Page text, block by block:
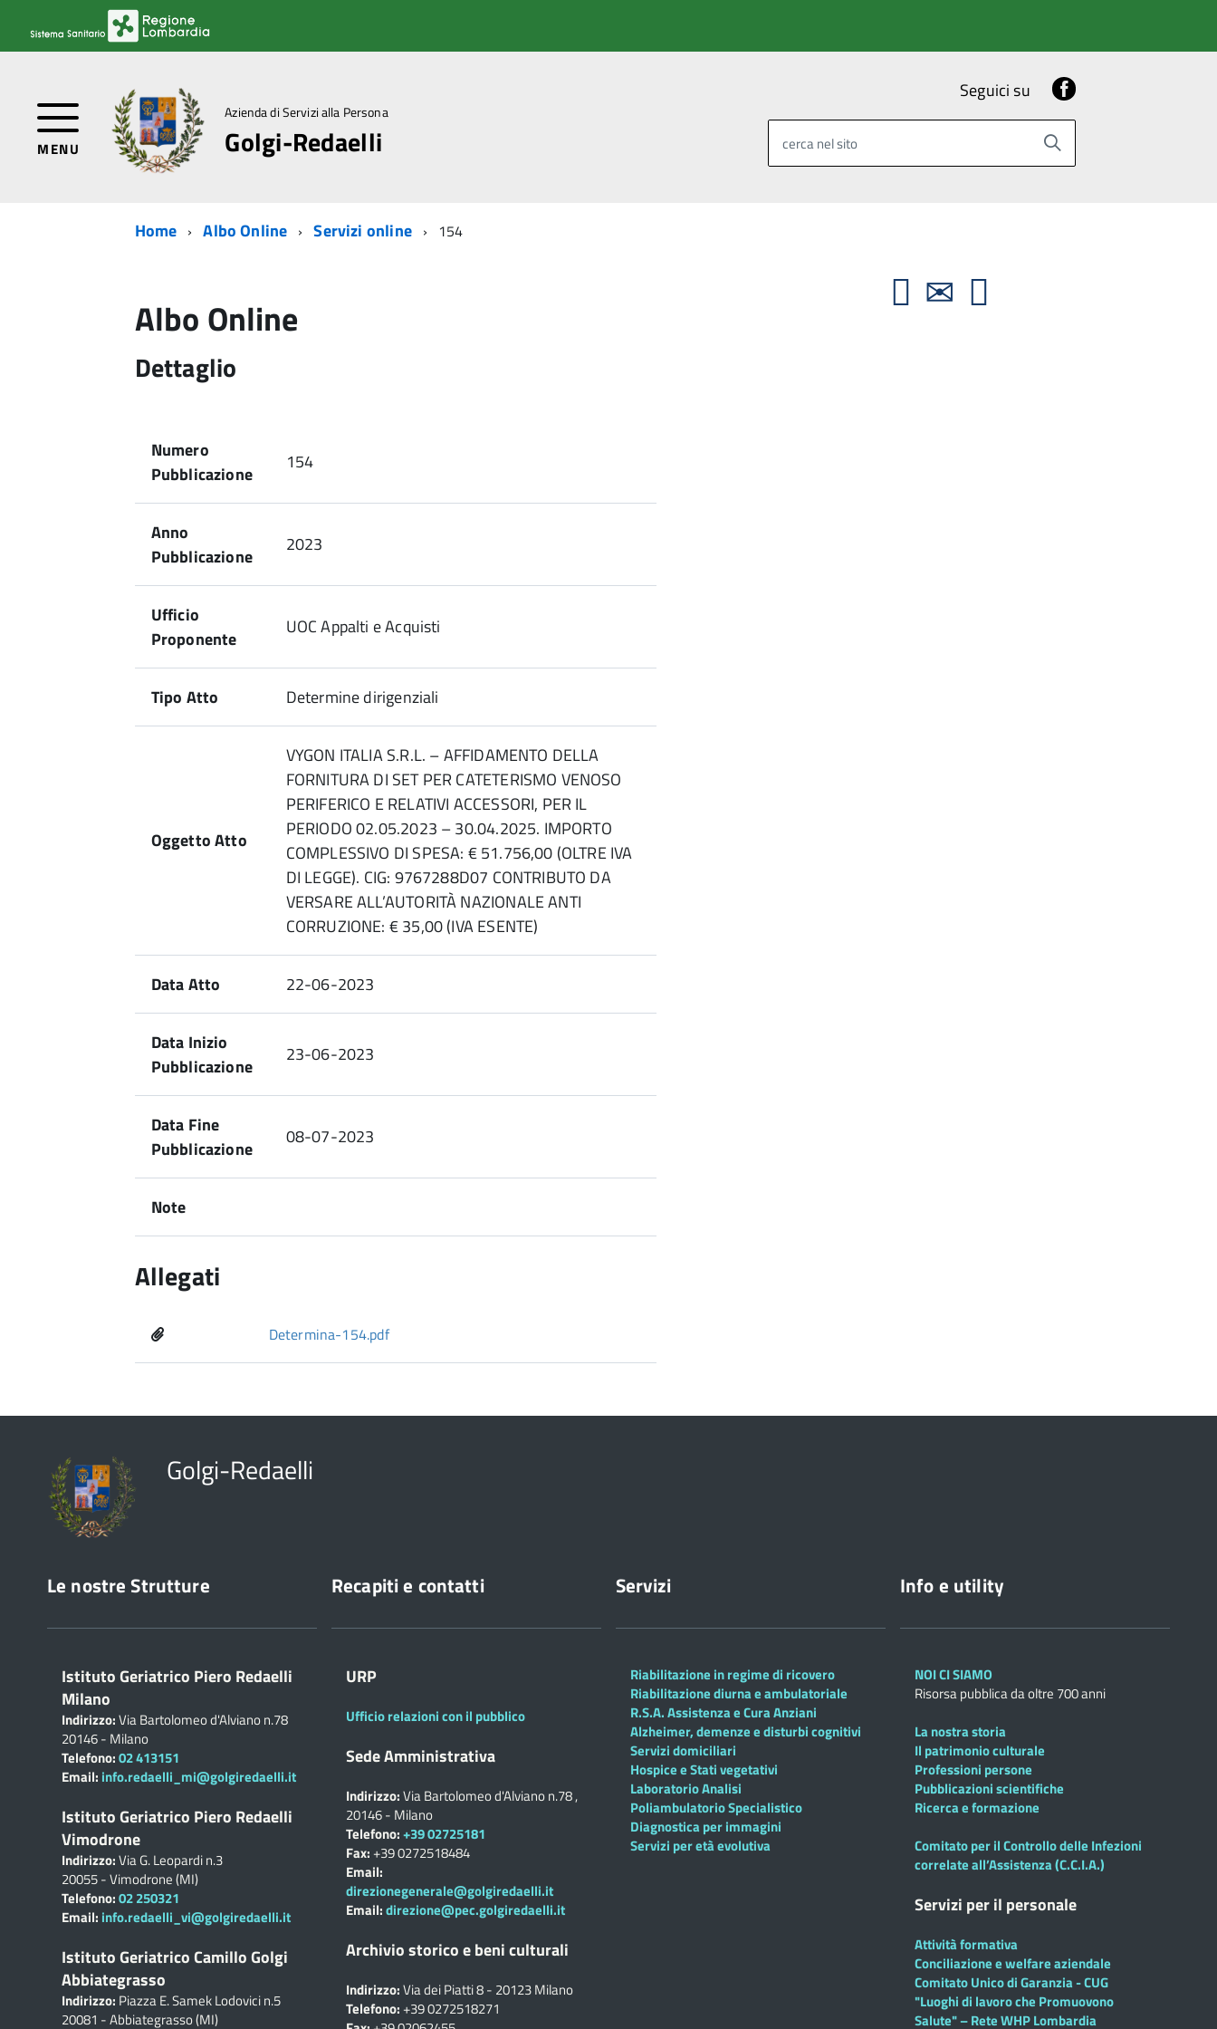
MENU
Azienda di Servizi alla Persona
Golgi-Redaelli
Seguici su
cerca nel sito
Home Albo Online Servizi online 154
Albo Online
Dettaglio
Numero
Pubblicazione
154
Anno
Pubblicazione
2023
Ufficio
Proponente
UOC Appalti e Acquisti
Tipo Atto Determine dirigenziali
Oggetto Atto
VYGON ITALIA S.R.L. – AFFIDAMENTO DELLA
FORNITURA DI SET PER CATETERISMO VENOSO
PERIFERICO E RELATIVI ACCESSORI, PER IL
PERIODO 02.05.2023 – 30.04.2025. IMPORTO
COMPLESSIVO DI SPESA: € 51.756,00 (OLTRE IVA
DI LEGGE). CIG: 9767288D07 CONTRIBUTO DA
VERSARE ALL’AUTORITÀ NAZIONALE ANTI
CORRUZIONE: € 35,00 (IVA ESENTE)
Data Atto 22-06-2023
Data Inizio
Pubblicazione
23-06-2023
Data Fine
Pubblicazione
08-07-2023
Note
Allegati
Determina-154.pdf
Golgi-Redaelli
Le nostre Strutture
Istituto Geriatrico Piero Redaelli
Milano
Indirizzo:Via Bartolomeo d'Alviano n.78
20146 - Milano
Telefono:02 413151
Email: info.redaelli_mi@golgiredaelli.it
Istituto Geriatrico Piero Redaelli
Vimodrone
Indirizzo:Via G. Leopardi n.3
20055 - Vimodrone (MI)
Telefono:02 250321
Email: info.redaelli_vi@golgiredaelli.it
Istituto Geriatrico Camillo Golgi
Abbiategrasso
Indirizzo: Piazza E. Samek Lodovici n.5
20081 - Abbiategrasso (MI)
Recapiti e contatti
URP
Ufficio relazioni con il pubblico
Sede Amministrativa
Indirizzo:Via Bartolomeo d'Alviano n.78 ,
20146 - Milano
Telefono:+39 02725181
Fax:+39 0272518484
Email:
direzionegenerale@golgiredaelli.it
Email:direzione@pec.golgiredaelli.it
Archivio storico e beni culturali
Indirizzo:Via dei Piatti 8 - 20123 Milano
Telefono:+39 0272518271
Servizi
Riabilitazione in regime di ricovero
Riabilitazione diurna e ambulatoriale
R.S.A. Assistenza e Cura Anziani
Alzheimer, demenze e disturbi cognitivi
Servizi domiciliari
Hospice e Stati vegetativi
Laboratorio Analisi
Poliambulatorio Specialistico
Diagnostica per immagini
Servizi per età evolutiva
Info e utility
NOI CI SIAMO
Risorsa pubblica da oltre 700 anni
La nostra storia
Il patrimonio culturale
Professioni persone
Pubblicazioni scientifiche
Ricerca e formazione
Comitato per il Controllo delle Infezioni
correlate all’Assistenza (C.C.I.A.)
Servizi per il personale
Attività formativa
Conciliazione e welfare aziendale
Comitato Unico di Garanzia - CUG
"Luoghi di lavoro che Promuovono
Salute" – Rete WHP Lombardia